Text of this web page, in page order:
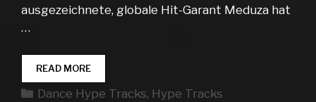
ausgezeichnete, globale Hit-Garant Meduza hat
…
READ MOREDANCE
HYPE
TRACKS
Kategorien
Dance Hype Tracks, Hype Tracks